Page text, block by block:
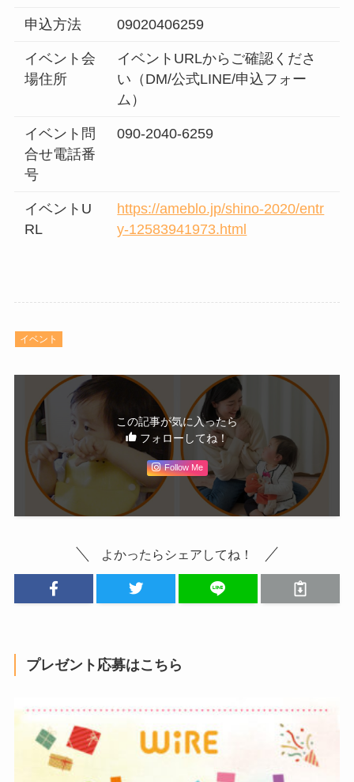
申込方法 09020406259
イベント会
場住所
イベントURLからご確認くださ
い（DM/公式LINE/申込フォー
ム）
イベント問
合せ電話番
号
090-2040-6259
イベントU
RL
https://ameblo.jp/shino-2020/entr
y-12583941973.html
イベント
この記事が気に入ったら
フォローしてね！
Follow Me
よかったらシェアしてね！
プレゼント応募はこちら